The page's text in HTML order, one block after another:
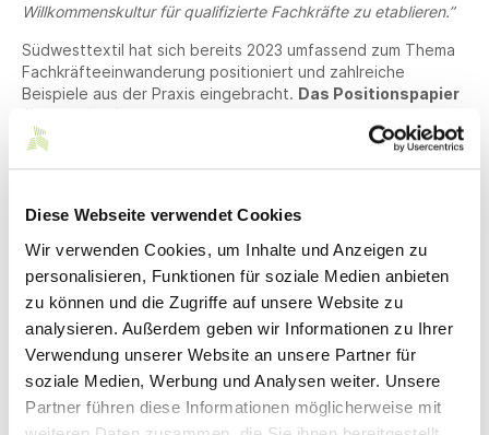
Diese Webseite verwendet Cookies
Wir verwenden Cookies, um Inhalte und Anzeigen zu
personalisieren, Funktionen für soziale Medien anbieten
zu können und die Zugriffe auf unsere Website zu
analysieren. Außerdem geben wir Informationen zu Ihrer
Verwendung unserer Website an unsere Partner für
soziale Medien, Werbung und Analysen weiter. Unsere
Partner führen diese Informationen möglicherweise mit
Willkommenskultur für qualifizierte Fachkräfte zu etablieren.”
Südwesttextil hat sich bereits 2023 umfassend zum Thema
Fachkräfteeinwanderung positioniert und zahlreiche
Beispiele aus der Praxis eingebracht. Das Positionspapier
hier
Rebekka Rüth
Leiterin Kommunikation + Event und
Nachhaltigkeit + Projekte
Master of Science
T+49 711 21050-16
M+49 1590 4184842
rueth@suedwesttextil.de